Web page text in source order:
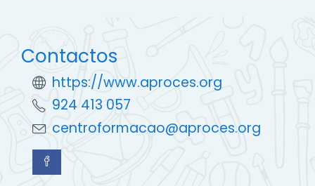
Contactos
https://www.aproces.org
924 413 057
centroformacao@aproces.org